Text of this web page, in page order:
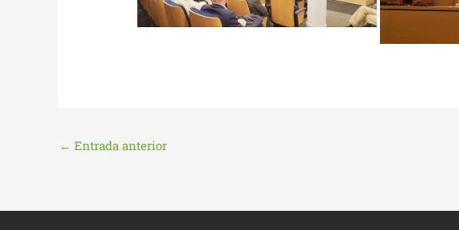
← Entrada anterior